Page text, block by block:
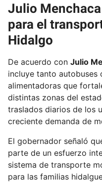
Julio
para el
Hidalgo
De acuerdo con Julio
incluye tanto autobuses
alimentadoras que
distintas zonas del
traslados diarios de los
creciente demanda de
El gobernador señaló
parte de un esfuerzo
sistema de transporte
para las familias